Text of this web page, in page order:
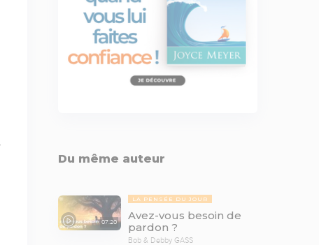
Du même auteur
07:20
LA PENSÉE DU JOUR
Avez-vous besoin de
pardon ?
Bob & Debby GASS